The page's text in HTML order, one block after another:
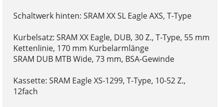
Schaltwerk hinten: SRAM XX SL Eagle AXS, T-Type
Kurbelsatz: SRAM XX Eagle, DUB, 30 Z., T-Type, 55 mm
Kettenlinie, 170 mm Kurbelarmlänge
SRAM DUB MTB Wide, 73 mm, BSA-Gewinde
Kassette: SRAM Eagle XS-1299, T-Type, 10-52 Z.,
12fach